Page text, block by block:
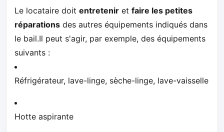
Le locataire doit entretenir et faire les petites
réparations des autres équipements indiqués dans
le bail.Il peut s'agir, par exemple, des équipements
suivants :
Réfrigérateur, lave-linge, sèche-linge, lave-vaisselle
Hotte aspirante